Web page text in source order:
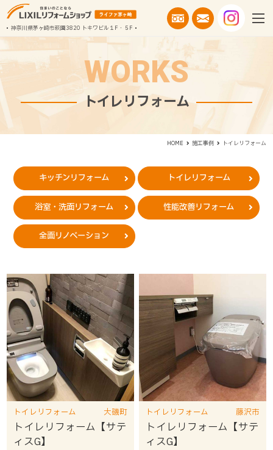
神奈川県茅ヶ崎市萩園3820 トキワビル１F・５F
WORKS
トイレリフォーム
HOME 施工事例 トイレリフォーム
キッチンリフォーム トイレリフォーム
浴室・洗面リフォーム 性能改善リフォーム
全面リノベーション
トイレリフォーム 大磯町
トイレリフォーム【サテ
ィスG】
トイレリフォーム 藤沢市
トイレリフォーム【サテ
ィスG】